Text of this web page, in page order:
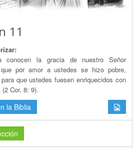
11
conocen la gracia de nuestro Señor
por amor a ustedes se hizo pobre,
que ustedes fuesen enriquecidos con
Cor. 8: 9).
la Biblia